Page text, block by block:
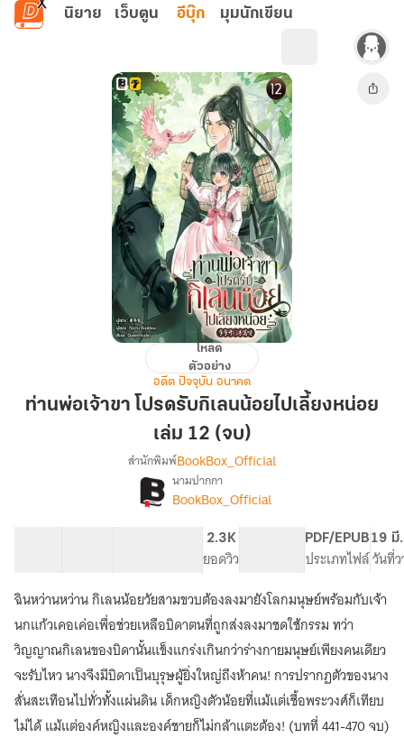
ข้ามไปยังเนื้อหาหลัก
นิยาย เว็บตูน อีบุ๊ก มุมนักเขียน
เจ้าขา
กิเลน
เลี้ยง
เล่ม
12
(จบ)
โหลด
ตัวอย่าง
อดีต ปัจจุบัน อนาคต
ท่านพ่อเจ้าขา โปรดรับกิเลนน้อยไปเลี้ยงหน่อย
เล่ม 12 (จบ)
เรื่อง[จบ]
ท่าน
พ่อ
เจ้าขา
โปรด
รับ
กิเลน
น้อย
ไป
เลี้ยง
หน่อย
(จาก
นัก
เขียน
สำนักพิมพ์BookBox_Official
นามปากกา
BookBox_Official
2.3K
ยอดวิว
PDF/EPUB
ประเภทไฟล์
19 มี
วันที่
ฉินหว่านหว่าน กิเลนน้อยวัยสามขวบต้องลงมายังโลกมนุษย์พร้อมกับเจ้า
นกแก้วเคอเค่อเพื่อช่วยเหลือบิดาตนที่ถูกส่งลงมาชดใช้กรรม ทว่า
วิญญาณกิเลนของบิดานั้นแข็งแกร่งเกินกว่าร่างกายมนุษย์เพียงคนเดียว
จะรับไหว นางจึงมีบิดาเป็นบุรุษผู้ยิ่งใหญ่ถึงห้าคน! การปรากฏตัวของนาง
สั่นสะเทือนไปทั่วทั้งแผ่นดิน เด็กหญิงตัวน้อยที่แม้แต่เชื้อพระวงศ์ก็เทียบ
ไม่ได้ แม้แต่องค์หญิงและองค์ชายก็ไม่กล้าแตะต้อง! (บทที่ 441-470 จบ)